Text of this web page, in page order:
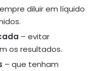
diluir em líquido
– evitar
os resultados.
– que tenham